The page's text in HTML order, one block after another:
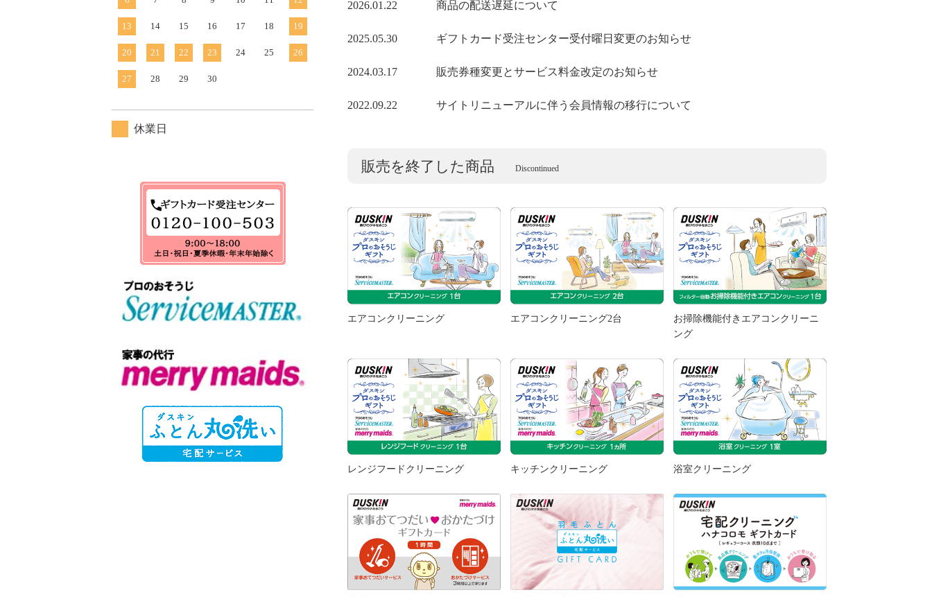
2026.01.22 商品の配送遅延について
2025.05.30 ギフトカード受注センター受付曜日変更のお知らせ
2024.03.17 販売券種変更とサービス料金改定のお知らせ
2022.09.22 サイトリニューアルに伴う会員情報の移行について
販売を終了した商品 Discontinued
エアコンクリーニング エアコンクリーニング2台
お掃除機能付きエアコンクリーニ
ング
レンジフードクリーニング キッチンクリーニング 浴室クリーニング
13 14 15 16 17 18 19
20 21 22 23 24 25 26
27 28 29 30
休業日